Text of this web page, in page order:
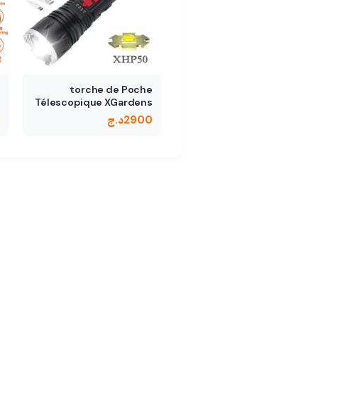
torche de Poche
Télescopique XGardens
50…
2900د.ج